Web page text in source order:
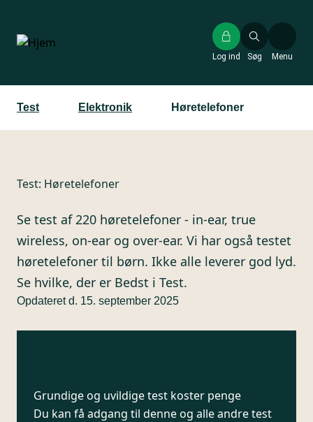
hovedindhold
Søg
Log ind Menu
Test Elektronik Høretelefoner
Test: Høretelefoner
Se test af 220 høretelefoner - in-ear, true
wireless, on-ear og over-ear. Vi har også testet
høretelefoner til børn. Ikke alle leverer god lyd.
Se hvilke, der er Bedst i Test.
Opdateret d. 15. september 2025
Grundige og uvildige test koster penge
Du kan få adgang til denne og alle andre test